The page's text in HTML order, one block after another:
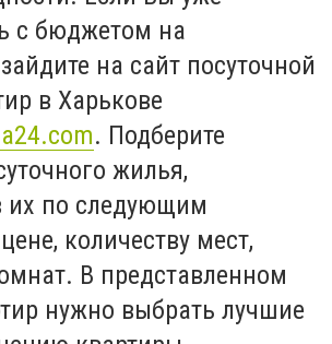
с бюджетом на
на сайт посуточной
в Харькове
. Подберите
жилья,
их по следующим
количеству мест,
В представленном
нужно выбрать лучшие